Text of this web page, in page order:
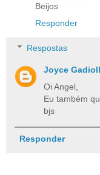
Beijos
Responder
Respostas
Joyce
Oi Angel,
Eu também
bjs
Responder